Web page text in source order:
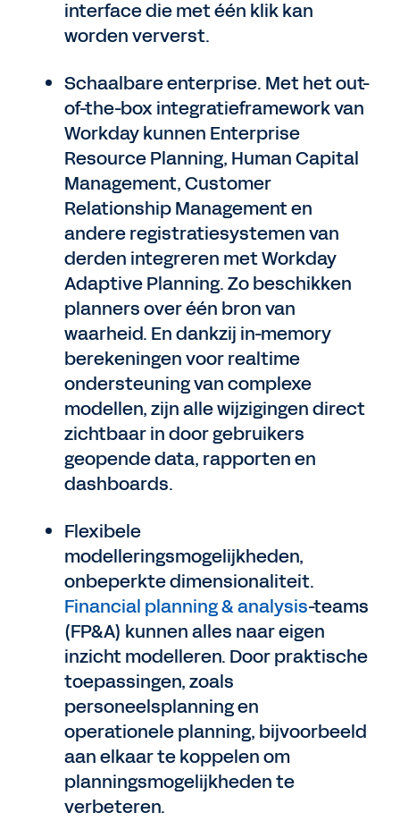
interface die met één klik kan
worden ververst.
Schaalbare enterprise. Met het out-
of-the-box integratieframework van
Workday kunnen Enterprise
Resource Planning, Human Capital
Management, Customer
Relationship Management en
andere registratiesystemen van
derden integreren met Workday
Adaptive Planning. Zo beschikken
planners over één bron van
waarheid. En dankzij in-memory
berekeningen voor realtime
ondersteuning van complexe
modellen, zijn alle wijzigingen direct
zichtbaar in door gebruikers
geopende data, rapporten en
dashboards.
Flexibele
modelleringsmogelijkheden,
onbeperkte dimensionaliteit.
Financial planning & analysis-teams
(FP&A) kunnen alles naar eigen
inzicht modelleren. Door praktische
toepassingen, zoals
personeelsplanning en
operationele planning, bijvoorbeeld
aan elkaar te koppelen om
planningsmogelijkheden te
verbeteren.